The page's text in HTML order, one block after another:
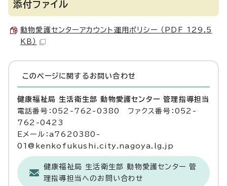
添付ファイル
動物愛護センターアカウント運用ポリシー （PDF 129.5
KB）
このページに関する お問い合わせ
健康福祉局 生活衛生部 動物愛護センター 管理指導担当
電話番号：052-762-0380 ファクス番号：052-
762-0423
Eメール：a7620380-
01@kenkofukushi.city.nagoya.lg.jp
健康福祉局 生活衛生部 動物愛護センター 管
理指導担当へのお問い合わせ